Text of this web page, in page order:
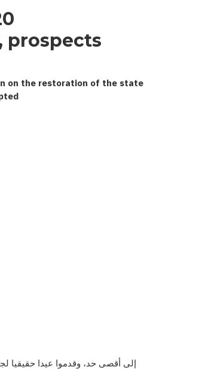
prospects
on the restoration of the state
إلى أقصى حد، وقدموا عيدا حقيقيا